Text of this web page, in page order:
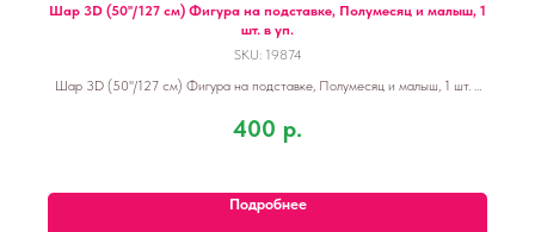
Шар 3D (50''/127 см) Фигура на подставке, Полумесяц и малыш, 1
шт. в уп.
SKU: 19874
Шар 3D (50''/127 см) Фигура на подставке, Полумесяц и малыш, 1 шт. в
400 р.
Подробнее